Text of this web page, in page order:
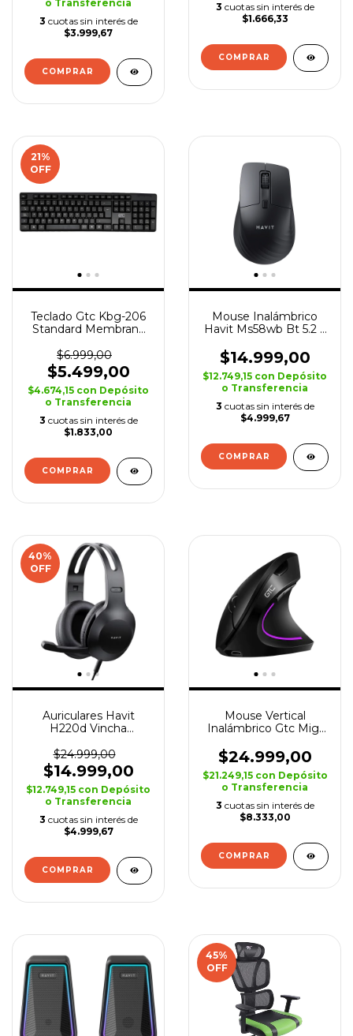
o Transferencia
3 cuotas sin interés de
$3.999,67
3 cuotas sin interés de
$1.666,33
COMPRAR
21%
OFF
Teclado Gtc Kbg-206
Standard Membrana
$6.999,00
$5.499,00
$4.674,15 con Depósito
o Transferencia
3 cuotas sin interés de
$1.833,00
COMPRAR
Mouse Inalámbrico
Havit Ms58wb Bt 5.2 5
$14.999,00
$12.749,15 con Depósito
o Transferencia
3 cuotas sin interés de
$4.999,67
COMPRAR
40%
OFF
Auriculares Havit
H220d Vincha
$24.999,00
$14.999,00
$12.749,15 con Depósito
o Transferencia
3 cuotas sin interés de
$4.999,67
COMPRAR
Mouse Vertical
Inalámbrico Gtc Mig-
$24.999,00
$21.249,15 con Depósito
o Transferencia
3 cuotas sin interés de
$8.333,00
COMPRAR
45%
OFF